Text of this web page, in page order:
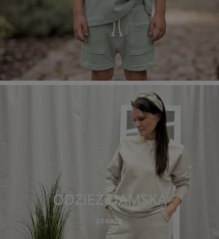
ODZIEŻ DAMSKA
ZOBACZ